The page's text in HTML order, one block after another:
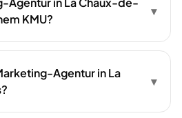
KMU?
▾
Agentur in La
▾